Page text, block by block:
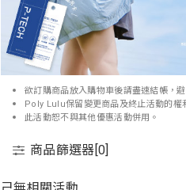
欲訂購商品放入購物車後請盡速結帳，
Poly Lulu保留變更商品及終止活動的權
此活動恕不與其他優惠活動併用。
商品篩選器[0]